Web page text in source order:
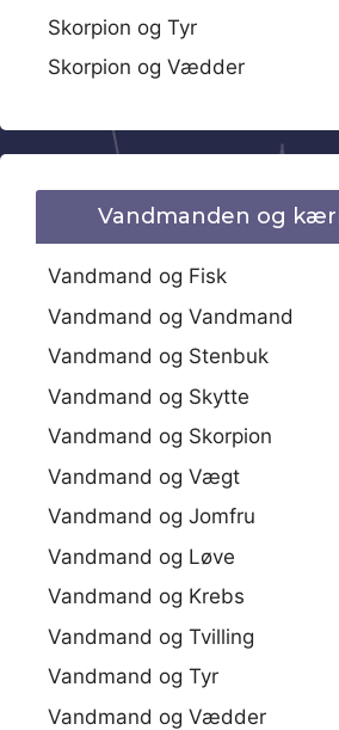
Skorpion og Tyr
Skorpion og Vædder
Vandmanden og
Vandmand og Fisk
Vandmand og Vandmand
Vandmand og Stenbuk
Vandmand og Skytte
Vandmand og Skorpion
Vandmand og Vægt
Vandmand og Jomfru
Vandmand og Løve
Vandmand og Krebs
Vandmand og Tvilling
Vandmand og Tyr
Vandmand og Vædder